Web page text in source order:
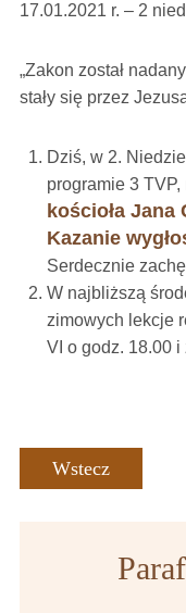
17.01.2021 r. – 2
„Zakon został
stały się przez
Dziś, w 2.
programie 3
kościoła
Kazanie
Serdecznie
W najbliższą
zimowych lekcje
VI o godz. 18.00 i
Wstecz